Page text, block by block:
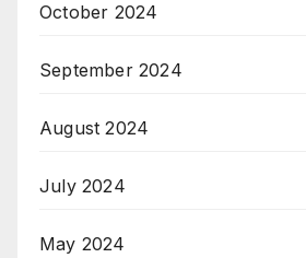
October 2024
September 2024
August 2024
July 2024
May 2024